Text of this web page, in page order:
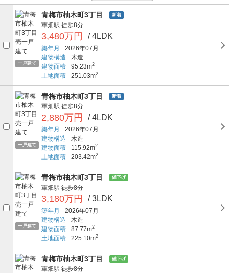
一戸建て
青梅市柚木町3丁目 新着
軍畑駅 徒歩8分
3,480万円 / 4LDK
築年月
2026年07月
建物構造
木造
建物面積
95.23m2
土地面積 251.03m2
一戸建て
青梅市柚木町3丁目 新着
軍畑駅 徒歩8分
2,880万円 / 4LDK
築年月
2026年07月
建物構造
木造
建物面積
115.92m2
土地面積 203.42m2
一戸建て
青梅市柚木町3丁目 値下げ
軍畑駅 徒歩8分
3,180万円 / 3LDK
築年月
2026年07月
建物構造
木造
建物面積
87.77m2
土地面積 225.10m2
青梅市柚木町3丁目 値下げ
軍畑駅 徒歩8分